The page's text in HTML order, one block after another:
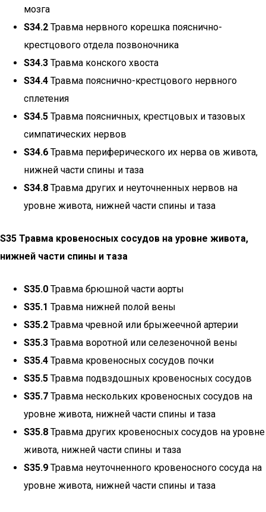
мозга
S34.2 Травма нервного корешка пояснично-
крестцового отдела позвоночника
S34.3 Травма конского хвоста
S34.4 Травма пояснично-крестцового нервного
сплетения
S34.5 Травма поясничных, крестцовых и тазовых
симпатических нервов
S34.6 Травма периферического их нерва ов живота,
нижней части спины и таза
S34.8 Травма других и неуточненных нервов на
уровне живота, нижней части спины и таза
S35 Травма кровеносных сосудов на уровне живота,
нижней части спины и таза
S35.0 Травма брюшной части аорты
S35.1 Травма нижней полой вены
S35.2 Травма чревной или брыжеечной артерии
S35.3 Травма воротной или селезеночной вены
S35.4 Травма кровеносных сосудов почки
S35.5 Травма подвздошных кровеносных сосудов
S35.7 Травма нескольких кровеносных сосудов на
уровне живота, нижней части спины и таза
S35.8 Травма других кровеносных сосудов на уровне
живота, нижней части спины и таза
S35.9 Травма неуточненного кровеносного сосуда на
уровне живота, нижней части спины и таза